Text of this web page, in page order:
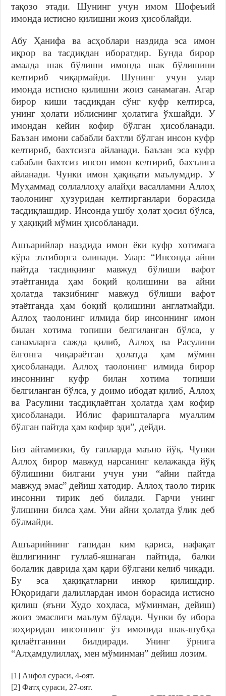
тақозо этади. Шунинг учун имом Шофеъий
имонда истисно қилишни жоиз ҳисоблайди.
Абу Ҳанифа ва асҳоблари наздида эса имон
иқрор ва тасдиқдан иборатдир. Бунда бирор
амалда шак бўлиши имонда шак бўлишини
келтириб чиқармайди. Шунинг учун улар
имонда истисно қилишни жоиз санамаган. Агар
бирор киши тасдиқдан сўнг куфр келтирса,
унинг ҳолати иблиснинг ҳолатига ўхшайди. У
имондан кейин кофир бўлган ҳисобланади.
Баъзан имони сабабли бахтли бўлган инсон куфр
келтириб, бахтсизга айланади. Баъзан эса куфр
сабабли бахтсиз инсон имон келтириб, бахтлига
айланади. Чунки имон ҳақиқати маълумдир. У
Муҳаммад соллаллоҳу алайҳи васалламни Аллоҳ
таолонинг ҳузуридан келтирганлари борасида
тасдиқлашдир. Инсонда ушбу ҳолат ҳосил бўлса,
у ҳақиқий мўмин ҳисобланади.
Ашъарийлар наздида имон ёки куфр хотимага
кўра эътиборга олинади. Улар: “Инсонда айни
пайтда тасдиқнинг мавжуд бўлиши вафот
этаётганида ҳам боқий қолишини ва айни
ҳолатда такзибнинг мавжуд бўлиши вафот
этаётганда ҳам боқий қолишини англатмайди.
Аллоҳ таолонинг илмида бир инсоннинг имон
билан хотима топиши белгиланган бўлса, у
санамларга сажда қилиб, Аллоҳ ва Расулини
ёлғонга чиқараётган ҳолатда ҳам мўмин
ҳисобланади. Аллоҳ таолонинг илмида бирор
инсоннинг куфр билан хотима топиши
белгиланган бўлса, у доимо ибодат қилиб, Аллоҳ
ва Расулини тасдиқлаётган ҳолатда ҳам кофир
ҳисобланади. Иблис фаришталарга муаллим
бўлган пайтда ҳам кофир эди”, дейди.
Биз айтамизки, бу гапларда маъно йўқ. Чунки
Аллоҳ бирор мавжуд нарсанинг келажакда йўқ
бўлишини билгани учун уни “айни пайтда
мавжуд эмас” дейиш хатодир. Аллоҳ таоло тирик
инсонни тирик деб билади. Гарчи унинг
ўлишини билса ҳам. Уни айни ҳолатда ўлик деб
бўлмайди.
Ашъарийнинг гапидан ким қариса, нафақат
ёшлигининг гуллаб-яшнаган пайтида, балки
болалик даврида ҳам қари бўлгани келиб чиқади.
Бу эса ҳақиқатларни инкор қилишдир.
Юқоридаги далиллардан имон борасида истисно
қилиш (яъни Худо хоҳласа, мўминман, дейиш)
жоиз эмаслиги маълум бўлади. Чунки бу ибора
зоҳиридан инсоннинг ўз имонида шак-шубҳа
қилаётганини билдиради. Унинг ўрнига
“Алҳамдулиллаҳ, мен мўминман” дейиш лозим.
[1] Анфол сураси, 4-оят.
[2] Фатҳ сураси, 27-оят.